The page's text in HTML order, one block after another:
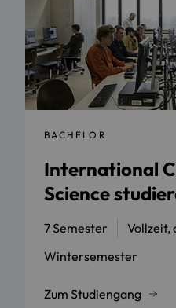
BACHELOR
International
Science
7 Semester
Vollzeit,
Wintersemester
Zum Studiengang